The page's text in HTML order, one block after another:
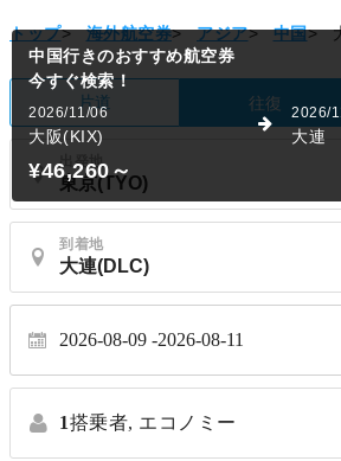
トップ> 海外航空券> アジア> 中国>
片道 往復
出発地
到着地
2026-08-09 2026-08-11
1搭乗者, エコノミー
中国行きのおすすめ航空券
今すぐ検索！
2026/11/06
大阪(KIX)
2026/
大連
¥46,260～